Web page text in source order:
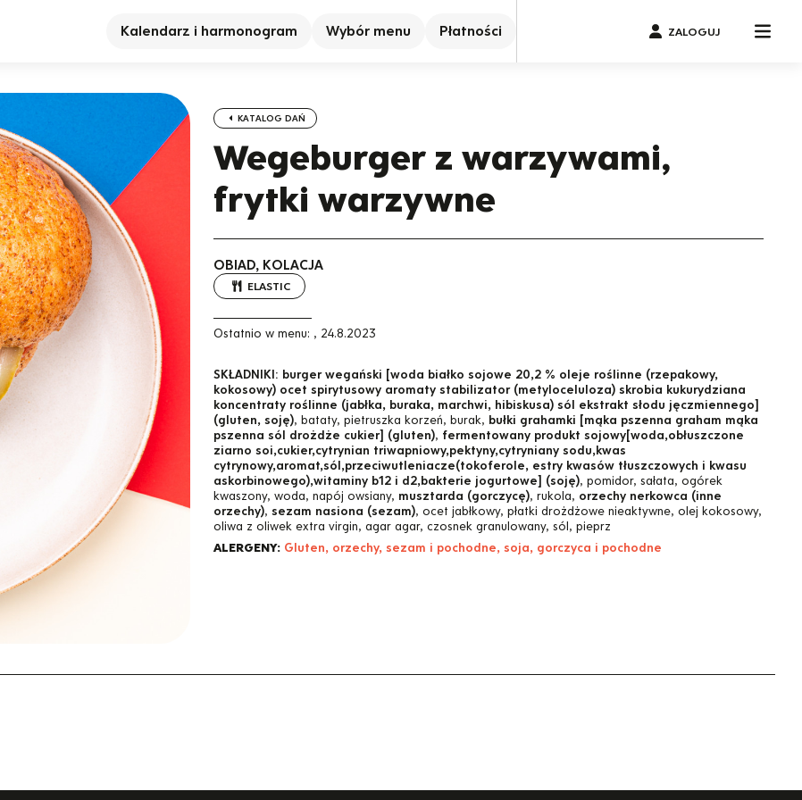
Kalendarz i harmonogram Wybór menu Płatności ZALOGUJ
KATALOG DAŃ
Wegeburger z warzywami,
frytki warzywne
OBIAD, KOLACJA
ELASTIC
Ostatnio w menu: , 24.8.2023
SKŁADNIKI: burger wegański [woda białko sojowe 20,2 % oleje roślinne (rzepakowy,
kokosowy) ocet spirytusowy aromaty stabilizator (metyloceluloza) skrobia kukurydziana
koncentraty roślinne (jabłka, buraka, marchwi, hibiskusa) sól ekstrakt słodu jęczmiennego]
(gluten, soję), bataty, pietruszka korzeń, burak, bułki grahamki [mąka pszenna graham mąka
pszenna sól drożdże cukier] (gluten), fermentowany produkt sojowy[woda,obłuszczone
ziarno soi,cukier,cytrynian triwapniowy,pektyny,cytryniany sodu,kwas
cytrynowy,aromat,sól,przeciwutleniacze(tokoferole, estry kwasów tłuszczowych i kwasu
askorbinowego),witaminy b12 i d2,bakterie jogurtowe] (soję), pomidor, sałata, ogórek
kwaszony, woda, napój owsiany, musztarda (gorczycę), rukola, orzechy nerkowca (inne
orzechy), sezam nasiona (sezam), ocet jabłkowy, płatki drożdżowe nieaktywne, olej kokosowy,
oliwa z oliwek extra virgin, agar agar, czosnek granulowany, sól, pieprz
ALERGENY: Gluten, orzechy, sezam i pochodne, soja, gorczyca i pochodne